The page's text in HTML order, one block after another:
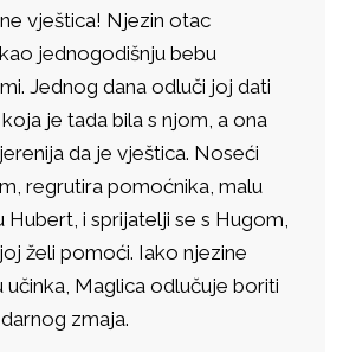
vještica! Njezin otac
jednogodišnju bebu
Jednog dana odluči joj dati
je tada bila s njom, a ona
da je vještica. Noseći
regrutira pomoćnika, malu
Hubert, i sprijatelji se s Hugom,
želi pomoći. Iako njezine
učinka, Maglica odlučuje boriti
zmaja.